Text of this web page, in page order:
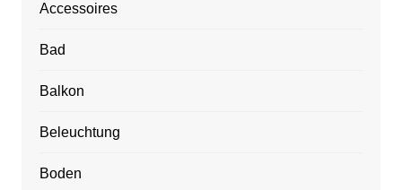
Accessoires
Bad
Balkon
Beleuchtung
Boden